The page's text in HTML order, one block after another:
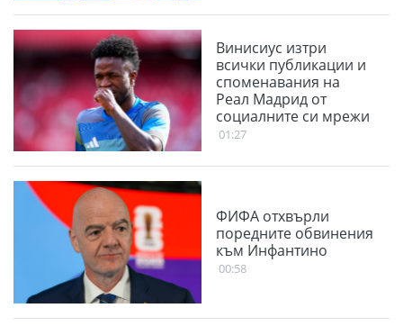
Винисиус изтри
всички публикации и
споменавания на
Реал Мадрид от
социалните си мрежи
01:27
ФИФА отхвърли
поредните обвинения
към Инфантино
00:58